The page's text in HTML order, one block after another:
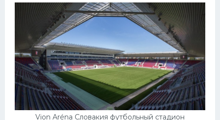
Vion Aréna Словакия футбольный стадион